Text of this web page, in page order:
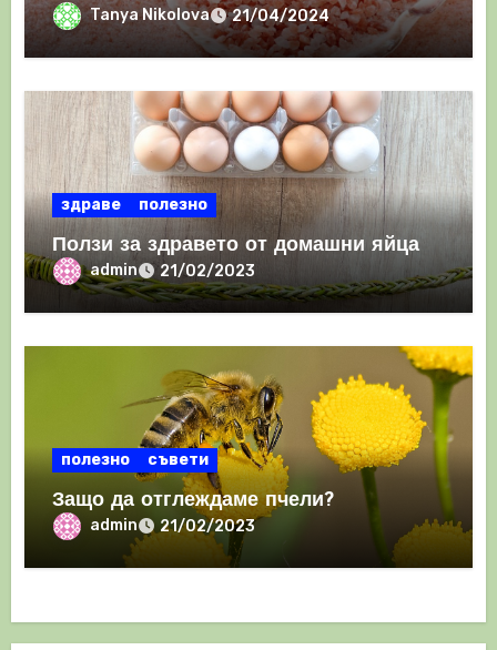
хималайска сол
Tanya Nikolova 21/04/2024
здраве полезно
Ползи за здравето от домашни яйца
admin 21/02/2023
полезно съвети
Защо да отглеждаме пчели?
admin 21/02/2023